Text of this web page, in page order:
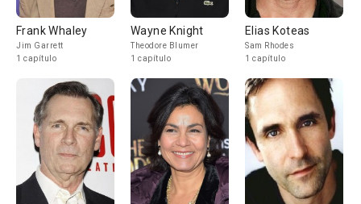
Frank Whaley
Jim Garrett
1 capítulo
Wayne Knight
Theodore Blumer
1 capítulo
Elias Koteas
Sam Rhodes
1 capítulo